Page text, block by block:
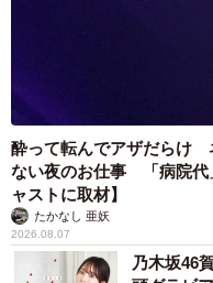
酔って転んでアザだらけ
ない夜のお仕事 「病院代
ャストに取材】
たかなし 亜妖
2026.08.07
乃木坂46